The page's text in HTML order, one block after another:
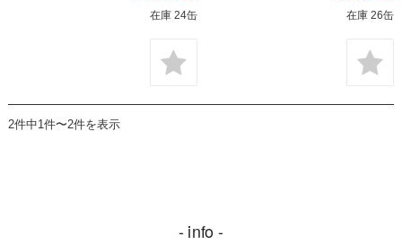
在庫 24缶 在庫 26缶
2件中1件〜2件を表示